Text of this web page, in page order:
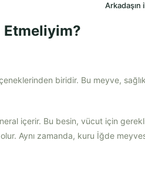
Arkadaşın
Etmeliyim?
biridir. Bu meyve,
içerir. Bu besin, vücut için
Aynı zamanda, kuru İğde